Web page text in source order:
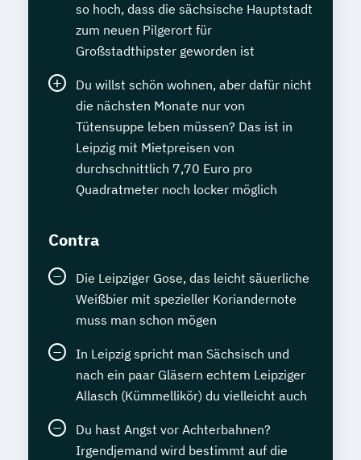
so hoch, dass die sächsische Hauptstadt
zum neuen Pilgerort für
Großstadthipster geworden ist
Du willst schön wohnen, aber dafür nicht
die nächsten Monate nur von
Tütensuppe leben müssen? Das ist in
Leipzig mit Mietpreisen von
durchschnittlich 7,70 Euro pro
Quadratmeter noch locker möglich
Contra
Die Leipziger Gose, das leicht säuerliche
Weißbier mit spezieller Koriandernote
muss man schon mögen
In Leipzig spricht man Sächsisch und
nach ein paar Gläsern echtem Leipziger
Allasch (Kümmellikör) du vielleicht auch
Du hast Angst vor Achterbahnen?
Irgendjemand wird bestimmt auf die